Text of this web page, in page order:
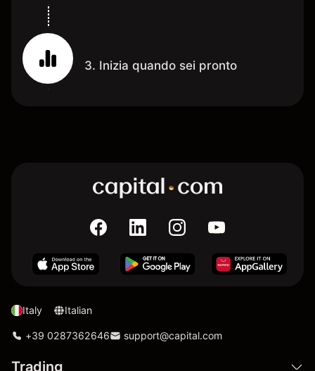
3. Inizia quando sei pronto
Italy Italian
+39 0287362646 support@capital.com
Trading